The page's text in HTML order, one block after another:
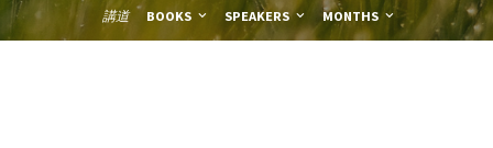
講道 BOOKS SPEAKERS MONTHS